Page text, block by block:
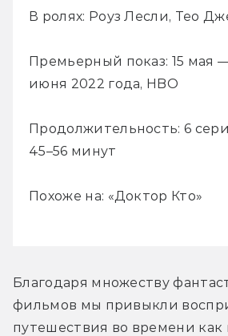
В ролях: Роуз Лесли, Тео
Премьерный показ: 15 мая
июня 2022 года, HBO
Продолжительность: 6
45–56 минут
Похоже на: «Доктор Кто»
Благодаря множеству
фильмов мы привыкли
путешествия во времени как